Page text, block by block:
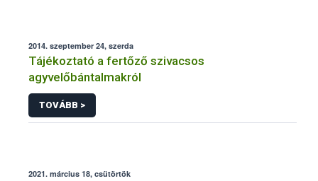
2014. szeptember 24, szerda
Tájékoztató a fertőző szivacsos
agyvelőbántalmakról
TOVÁBB >
2021. március 18, csütörtök